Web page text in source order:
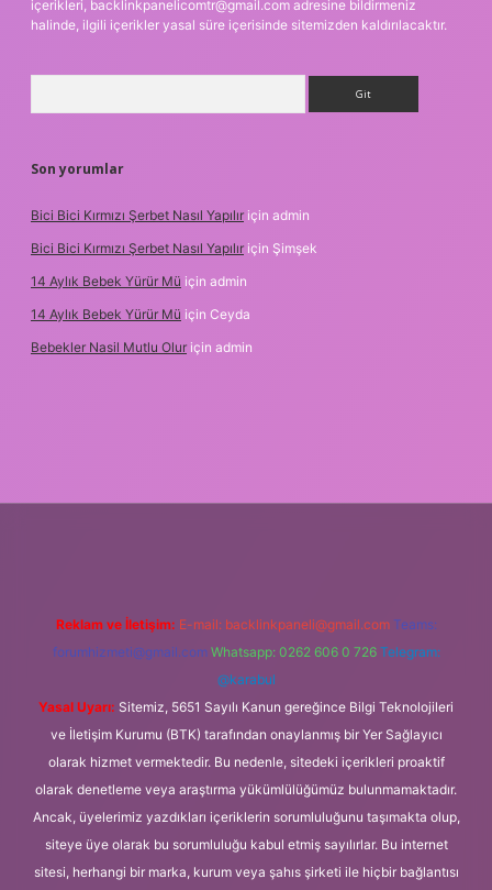
içerikleri, backlinkpanelicomtr@gmail.com adresine bildirmeniz
halinde, ilgili içerikler yasal süre içerisinde sitemizden kaldırılacaktır.
Son yorumlar
Bici Bici Kırmızı Şerbet Nasıl Yapılır için admin
Bici Bici Kırmızı Şerbet Nasıl Yapılır için Şimşek
14 Aylık Bebek Yürür Mü için admin
14 Aylık Bebek Yürür Mü için Ceyda
Bebekler Nasil Mutlu Olur için admin
Reklam ve İletişim: E-mail: backlinkpaneli@gmail.com Teams:
forumhizmeti@gmail.com Whatsapp: 0262 606 0 726 Telegram:
@karabul
Yasal Uyarı: Sitemiz, 5651 Sayılı Kanun gereğince Bilgi Teknolojileri
ve İletişim Kurumu (BTK) tarafından onaylanmış bir Yer Sağlayıcı
olarak hizmet vermektedir. Bu nedenle, sitedeki içerikleri proaktif
olarak denetleme veya araştırma yükümlülüğümüz bulunmamaktadır.
Ancak, üyelerimiz yazdıkları içeriklerin sorumluluğunu taşımakta olup,
siteye üye olarak bu sorumluluğu kabul etmiş sayılırlar. Bu internet
sitesi, herhangi bir marka, kurum veya şahıs şirketi ile hiçbir bağlantısı